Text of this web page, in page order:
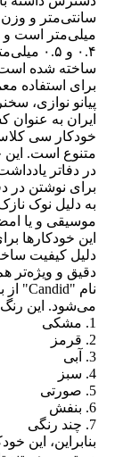
۰.۴ و
ساخته شده است
برای استفاده
پیانو نوازی،
ایران به
متنوع است. این
در دفاتر
برای نوشتن در
به دلیل نوک
موسیقی و یا
این خودکارها
دلیل کیفیت
دقیق و ویژه‌تر
می‌شود. این
1. مشکی
2. قرمز
3. آبی
4. سبز
5. صورتی
6. بنفش
7. چند رنگی
بنابراین، این